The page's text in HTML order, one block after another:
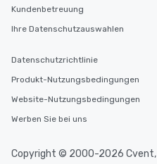
Kundenbetreuung
Ihre Datenschutzauswahlen
Datenschutzrichtlinie
Produkt-Nutzungsbedingungen
Website-Nutzungsbedingungen
Werben Sie bei uns
Copyright © 2000-2026 Cvent,